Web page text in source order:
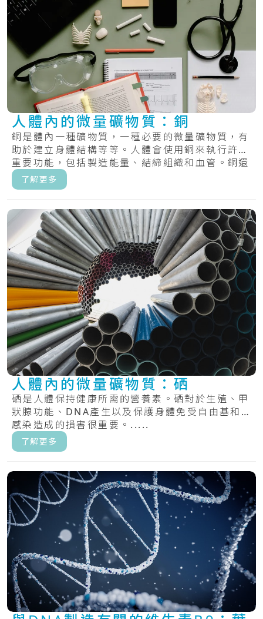
人體內的微量礦物質：銅
銅是體內一種礦物質，一種必要的微量礦物質，有
助於建立身體結構等等。人體會使用銅來執行許多
重要功能，包括製造能量、結締組織和血管。銅還
有助.....
了解更多
人體內的微量礦物質：硒
硒是人體保持健康所需的營養素。硒對於生殖、甲
狀腺功能、DNA產生以及保護身體免受自由基和
感染造成的損害很重要。.....
了解更多